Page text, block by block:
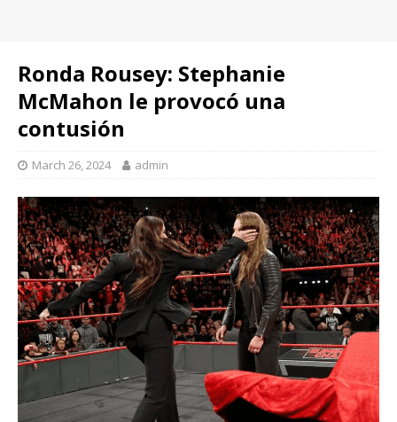
Ronda Rousey: Stephanie
McMahon le provocó una
contusión
March 26, 2024 admin